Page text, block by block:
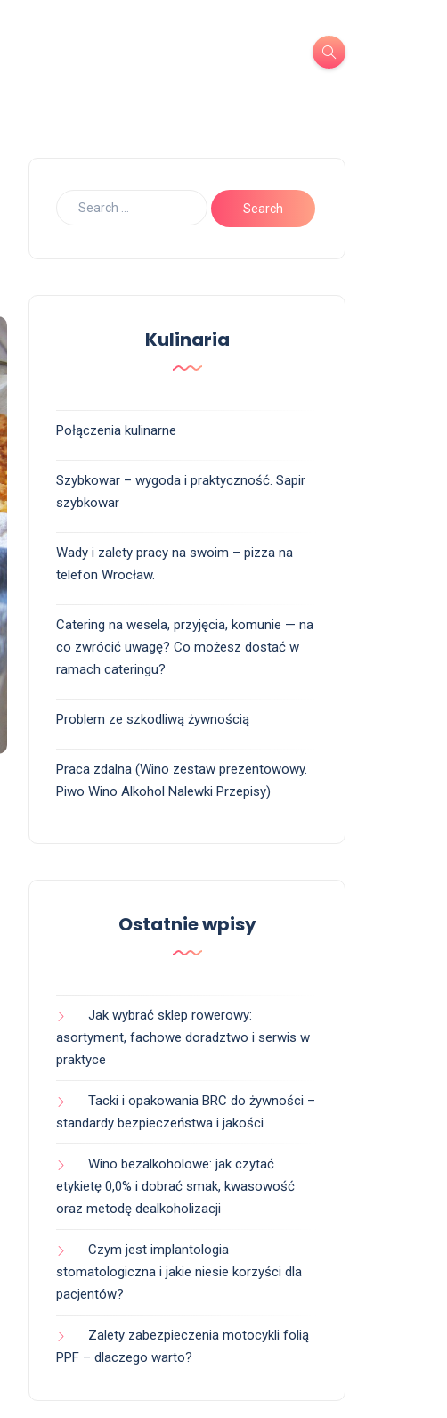
Kulinaria
Połączenia kulinarne
Szybkowar – wygoda i praktyczność. Sapir
szybkowar
Wady i zalety pracy na swoim – pizza na
telefon Wrocław.
Catering na wesela, przyjęcia, komunie — na
co zwrócić uwagę? Co możesz dostać w
ramach cateringu?
Problem ze szkodliwą żywnością
Praca zdalna (Wino zestaw prezentowowy.
Piwo Wino Alkohol Nalewki Przepisy)
Ostatnie wpisy
Jak wybrać sklep rowerowy:
asortyment, fachowe doradztwo i serwis w
praktyce
Tacki i opakowania BRC do żywności –
standardy bezpieczeństwa i jakości
Wino bezalkoholowe: jak czytać
etykietę 0,0% i dobrać smak, kwasowość
oraz metodę dealkoholizacji
Czym jest implantologia
stomatologiczna i jakie niesie korzyści dla
pacjentów?
Zalety zabezpieczenia motocykli folią
PPF – dlaczego warto?